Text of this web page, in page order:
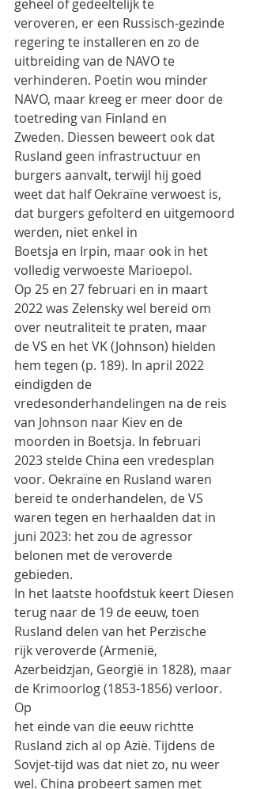
geheel of gedeeltelijk te
veroveren, er een Russisch-gezinde
regering te installeren en zo de
uitbreiding van de NAVO te
verhinderen. Poetin wou minder
NAVO, maar kreeg er meer door de
toetreding van Finland en
Zweden. Diessen beweert ook dat
Rusland geen infrastructuur en
burgers aanvalt, terwijl hij goed
weet dat half Oekraïne verwoest is,
dat burgers gefolterd en uitgemoord
werden, niet enkel in
Boetsja en Irpin, maar ook in het
volledig verwoeste Marioepol.
Op 25 en 27 februari en in maart
2022 was Zelensky wel bereid om
over neutraliteit te praten, maar
de VS en het VK (Johnson) hielden
hem tegen (p. 189). In april 2022
eindigden de
vredesonderhandelingen na de reis
van Johnson naar Kiev en de
moorden in Boetsja. In februari
2023 stelde China een vredesplan
voor. Oekraïne en Rusland waren
bereid te onderhandelen, de VS
waren tegen en herhaalden dat in
juni 2023: het zou de agressor
belonen met de veroverde
gebieden.
In het laatste hoofdstuk keert Diesen
terug naar de 19 de eeuw, toen
Rusland delen van het Perzische
rijk veroverde (Armenië,
Azerbeidzjan, Georgië in 1828), maar
de Krimoorlog (1853-1856) verloor.
Op
het einde van die eeuw richtte
Rusland zich al op Azië. Tijdens de
Sovjet-tijd was dat niet zo, nu weer
wel. China probeert samen met